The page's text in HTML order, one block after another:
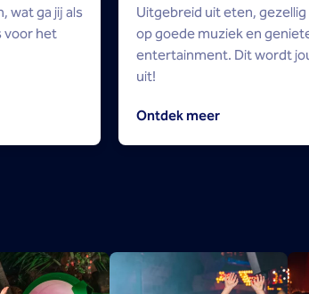
wat ga jij als
voor het
Uitgebreid uit eten,
op goede muziek en
entertainment. Dit wordt
uit!
Ontdek meer